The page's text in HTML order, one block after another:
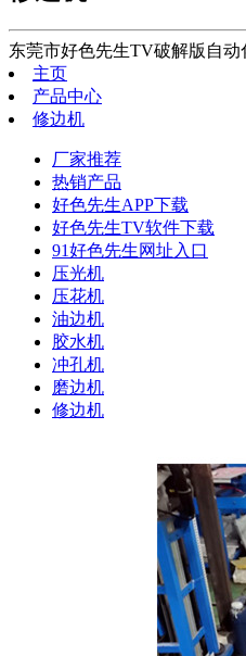
东莞市好色先生TV破解版自动
主页
产品中心
修边机
厂家推荐
热销产品
好色先生APP下载
好色先生TV软件下载
91好色先生网址入口
压光机
压花机
油边机
胶水机
冲孔机
磨边机
修边机